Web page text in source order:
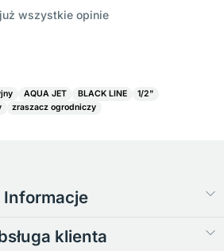
wszystkie opinie
AQUA JET BLACK LINE
1/2"
zraszacz ogrodniczy
Informacje
klienta